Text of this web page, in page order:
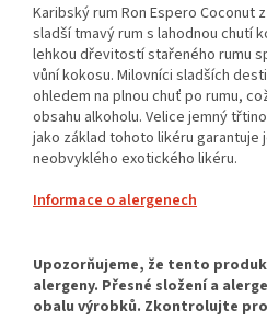
Karibský rum Ron Espero Coconut
sladší tmavý rum s lahodnou chutí
lehkou dřevitostí stařeného rumu
vůní kokosu. Milovníci sladších
ohledem na plnou chuť po rumu,
obsahu alkoholu. Velice jemný
jako základ tohoto likéru
neobvyklého exotického likéru.
Informace o alergenech